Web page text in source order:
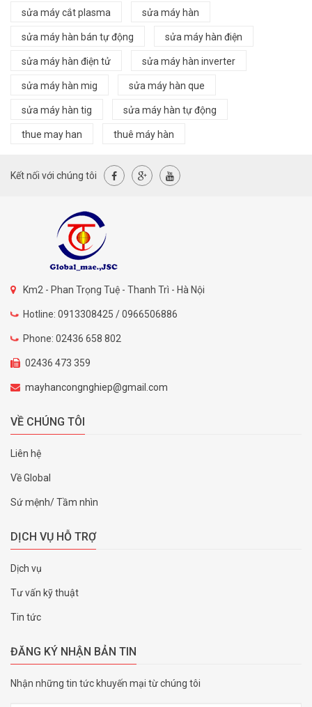
sửa máy cắt plasma sửa máy hàn
sửa máy hàn bán tự động sửa máy hàn điện
sửa máy hàn điện tử sửa máy hàn inverter
sửa máy hàn mig sửa máy hàn que
sửa máy hàn tig sửa máy hàn tự động
thue may han thuê máy hàn
Kết nối với chúng tôi
Km2 - Phan Trọng Tuệ - Thanh Trì - Hà Nội
Hotline: 0913308425 / 0966506886
Phone: 02436 658 802
02436 473 359
mayhancongnghiep@gmail.com
VỀ CHÚNG TÔI
Liên hệ
Về Global
Sứ mệnh/ Tầm nhìn
DỊCH VỤ HỖ TRỢ
Dịch vụ
Tư vấn kỹ thuật
Tin tức
ĐĂNG KÝ NHẬN BẢN TIN
Nhận những tin tức khuyến mại từ chúng tôi